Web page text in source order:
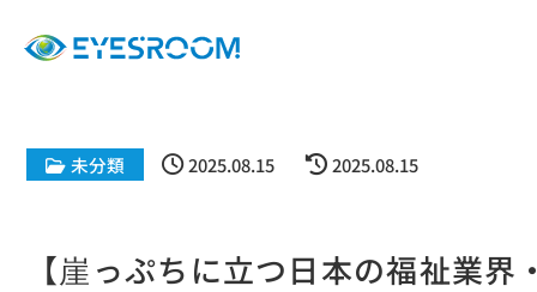
未分類 2025.08.15 2025.08.15
【崖っぷちに立つ日本の福祉業